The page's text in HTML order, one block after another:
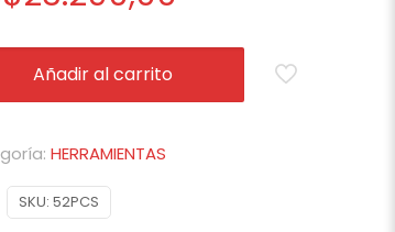
Añadir al carrito
SKU: 52PCS
HERRAMIENTAS